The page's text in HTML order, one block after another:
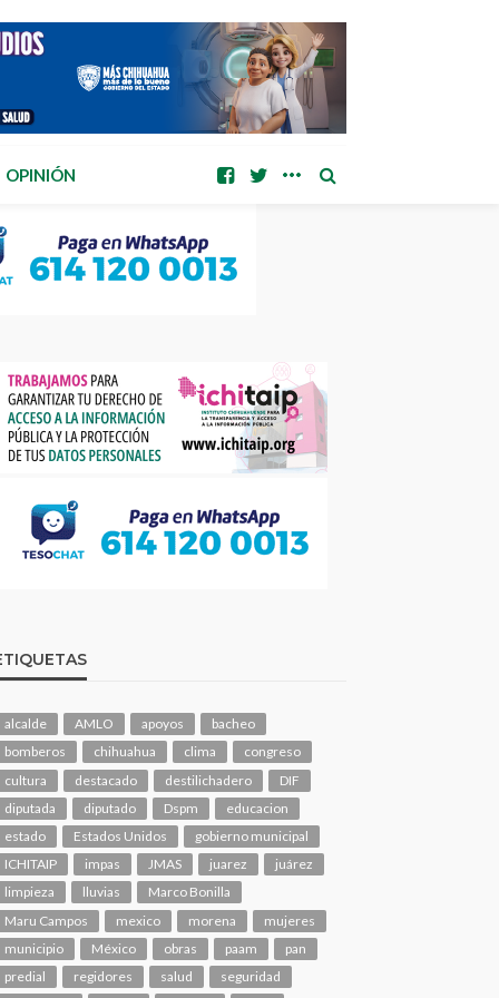
OPINIÓN
alcalde AMLO apoyos
bacheo
bomberos
chihuahua clima
congreso
cultura
destacado destilichadero
DIF
diputada
diputado Dspm
educacion
estado
Estados Unidos
gobierno municipal
ICHITAIP
impas JMAS juarez
juárez
limpieza
lluvias
Marco Bonilla
Maru Campos
mexico morena
mujeres
municipio
México obras paam
pan
predial
regidores salud
seguridad